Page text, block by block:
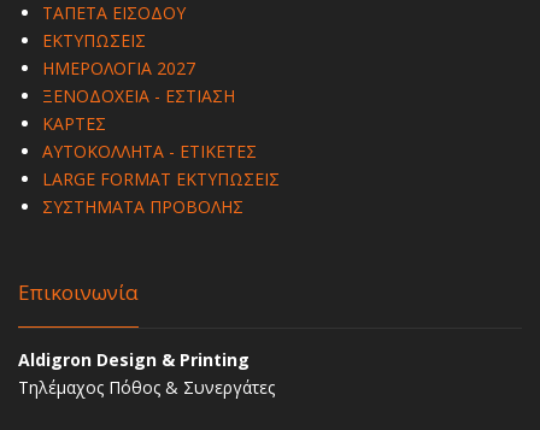
ΤΑΠΕΤΑ ΕΙΣΟΔΟΥ
ΕΚΤΥΠΩΣΕΙΣ
ΗΜΕΡΟΛΟΓΙΑ 2027
ΞΕΝΟΔΟΧΕΙΑ - ΕΣΤΙΑΣΗ
ΚΑΡΤΕΣ
ΑΥΤΟΚΟΛΛΗΤΑ - ΕΤΙΚΕΤΕΣ
LARGE FORMAT ΕΚΤΥΠΩΣΕΙΣ
ΣΥΣΤΗΜΑΤΑ ΠΡΟΒΟΛΗΣ
Επικοινωνία
Aldigron Design & Printing
Τηλέμαχος Πόθος & Συνεργάτες